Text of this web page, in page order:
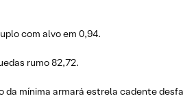
com alvo em 0,94.
rumo 82,72.
da mínima armará estrela cadente